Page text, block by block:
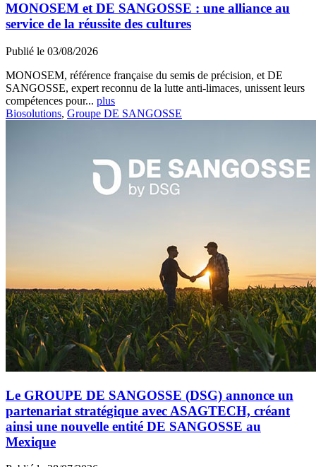
MONOSEM et DE SANGOSSE : une alliance au
service de la réussite des cultures
Publié le 03/08/2026
MONOSEM, référence française du semis de précision, et DE
SANGOSSE, expert reconnu de la lutte anti-limaces, unissent leurs
compétences pour... plus
Biosolutions, Groupe DE SANGOSSE
Le GROUPE DE SANGOSSE (DSG) annonce un
partenariat stratégique avec ASAGTECH, créant
ainsi une nouvelle entité DE SANGOSSE au
Mexique